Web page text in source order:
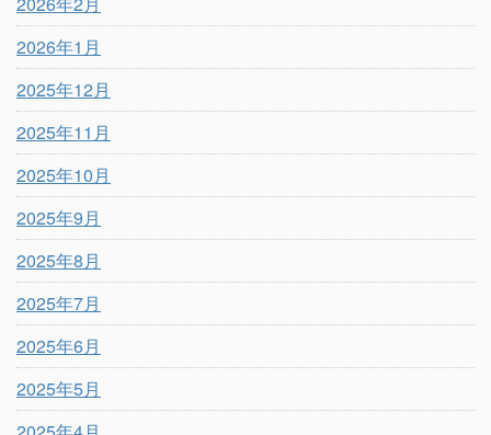
2026年1月
2025年12月
2025年11月
2025年10月
2025年9月
2025年8月
2025年7月
2025年6月
2025年5月